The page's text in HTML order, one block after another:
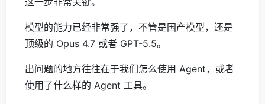
模型的能力已经非常强了，不管是国产模型，还是
顶级的 Opus 4.7 或者 GPT-5.5。
出问题的地方往往在于我们怎么使用 Agent，或者
使用了什么样的 Agent 工具。